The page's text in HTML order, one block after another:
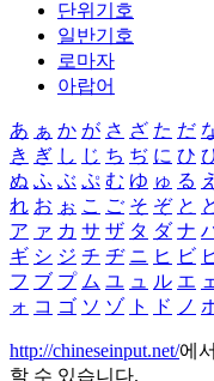
단위기호
일반기호
로마자
아랍어
あ ぁ か が さ ざ た だ
き ぎ し じ ち ぢ に ひ
ぬ ふ ぶ ぷ む ゆ ゅ る え
れ お ぉ こ ご そ ぞ と
ア ァ カ サ ザ タ ダ ナ
ギ シ ジ チ ヂ ニ ヒ ビ
フ ブ プ ム ユ ュ ル エ
ォ コ ゴ ソ ゾ ト ド ノ
http://chineseinput.net/에
할 수 있습니다.